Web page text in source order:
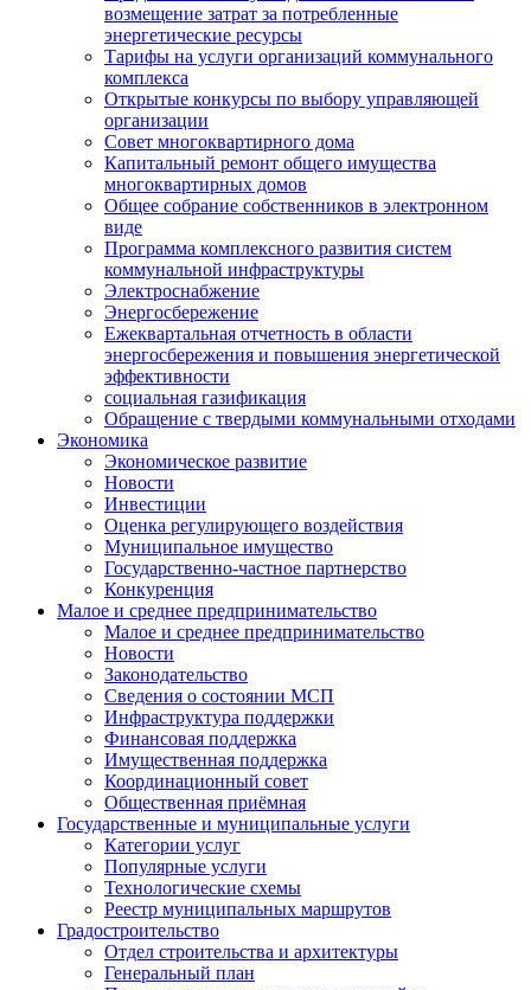
возмещение затрат за потребленные
энергетические ресурсы
Тарифы на услуги организаций коммунального
комплекса
Открытые конкурсы по выбору управляющей
организации
Совет многоквартирного дома
Капитальный ремонт общего имущества
многоквартирных домов
Общее собрание собственников в электронном
виде
Программа комплексного развития систем
коммунальной инфраструктуры
Электроснабжение
Энергосбережение
Ежеквартальная отчетность в области
энергосбережения и повышения энергетической
эффективности
социальная газификация
Обращение с твердыми коммунальными отходами
Экономика
Экономическое развитие
Новости
Инвестиции
Оценка регулирующего воздействия
Муниципальное имущество
Государственно-частное партнерство
Конкуренция
Малое и среднее предпринимательство
Малое и среднее предпринимательство
Новости
Законодательство
Сведения о состоянии МСП
Инфраструктура поддержки
Финансовая поддержка
Имущественная поддержка
Координационный совет
Общественная приёмная
Государственные и муниципальные услуги
Категории услуг
Популярные услуги
Технологические схемы
Реестр муниципальных маршрутов
Градостроительство
Отдел строительства и архитектуры
Генеральный план